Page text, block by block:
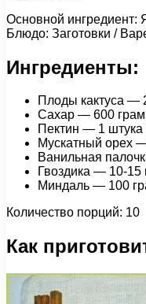
Основной ингредиент:
Блюдо: Заготовки /
Ингредиенты:
Плоды кактуса —
Сахар — 600
Пектин — 1 штука
Мускатный орех
Ванильная
Гвоздика — 10-15
Миндаль — 100
Количество порций: 10
Как